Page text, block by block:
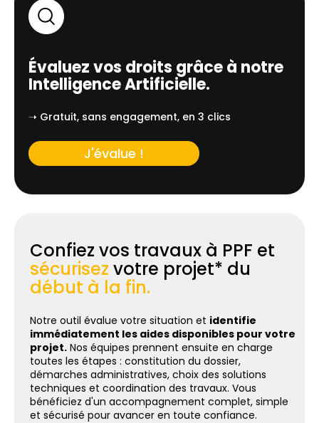
Évaluez vos droits grâce à notre
Intelligence Artificielle.
➝ Gratuit, sans engagement, en 3 clics
J'évalue !
Confiez vos travaux à PPF et
sécurisez votre projet* du
début à la fin.
Notre outil évalue votre situation et identifie
immédiatement les aides disponibles pour votre
projet. Nos équipes prennent ensuite en charge
toutes les étapes : constitution du dossier,
démarches administratives, choix des solutions
techniques et coordination des travaux. Vous
bénéficiez d'un accompagnement complet, simple
et sécurisé pour avancer en toute confiance.